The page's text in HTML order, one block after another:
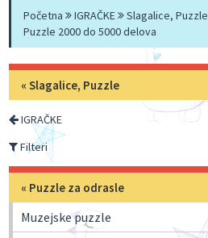
Početna IGRAČKE Slagalice, Puzzle
Puzzle 2000 do 5000 delova
«Slagalice, Puzzle
IGRAČKE
Filteri
« Puzzle za odrasle
Muzejske puzzle